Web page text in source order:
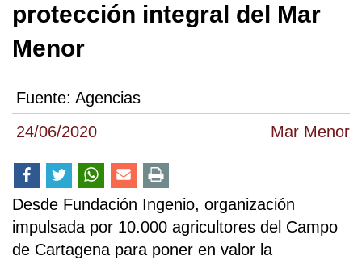
24/06/2020 Mar Menor
protección integral del Mar
Menor
Fuente: Agencias
Desde Fundación Ingenio, organización
impulsada por 10.000 agricultores del Campo
de Cartagena para poner en valor la